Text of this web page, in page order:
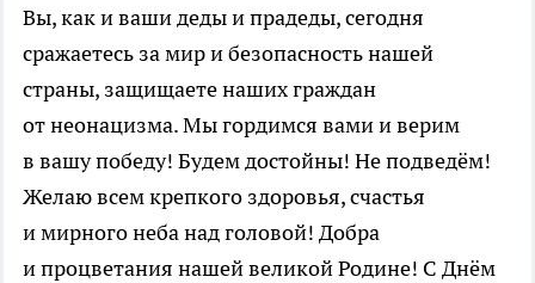
Вы, как и ваши деды и прадеды, сегодня
сражаетесь за мир и безопасность нашей
страны, защищаете наших граждан
от неонацизма. Мы гордимся вами и верим
в вашу победу! Будем достойны! Не подведём!
Желаю всем крепкого здоровья, счастья
и мирного неба над головой! Добра
и процветания нашей великой Родине! С Днём